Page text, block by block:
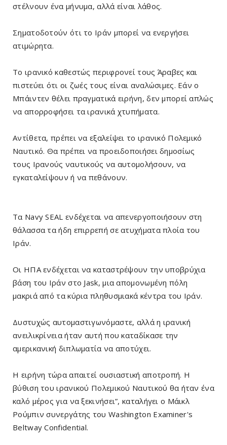
στέλνουν ένα μήνυμα, αλλά είναι λάθος.
Σηματοδοτούν ότι το Ιράν μπορεί να ενεργήσει
ατιμώρητα.
Το ιρανικό καθεστώς περιφρονεί τους Άραβες και
πιστεύει ότι οι ζωές τους είναι αναλώσιμες. Εάν ο
Μπάιντεν θέλει πραγματικά ειρήνη, δεν μπορεί απλώς
να απορροφήσει τα ιρανικά χτυπήματα.
Αντίθετα, πρέπει να εξαλείψει το ιρανικό Πολεμικό
Ναυτικό. Θα πρέπει να προειδοποιήσει δημοσίως
τους Ιρανούς ναυτικούς να αυτομολήσουν, να
εγκαταλείψουν ή να πεθάνουν.
Τα Navy SEAL ενδέχεται να απενεργοποιήσουν στη
θάλασσα τα ήδη επιρρεπή σε ατυχήματα πλοία του
Ιράν.
Οι ΗΠΑ ενδέχεται να καταστρέψουν την υποβρύχια
βάση του Ιράν στο Jask, μια απομονωμένη πόλη
μακριά από τα κύρια πληθυσμιακά κέντρα του Ιράν.
Δυστυχώς αυτομαστιγωνόμαστε, αλλά η ιρανική
ανειλικρίνεια ήταν αυτή που καταδίκασε την
αμερικανική διπλωματία να αποτύχει.
Η ειρήνη τώρα απαιτεί ουσιαστική αποτροπή. Η
βύθιση του ιρανικού Πολεμικού Ναυτικού θα ήταν ένα
καλό μέρος για να ξεκινήσει”, καταλήγει ο Μάικλ
Ρούμπιν συνεργάτης του Washington Examiner's
Beltway Confidential.